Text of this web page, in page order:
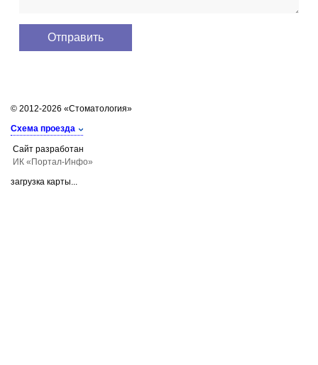
© 2012-2026 «Стоматология»
Схема проезда
Сайт разработан
ИК «Портал-Инфо»
загрузка карты...